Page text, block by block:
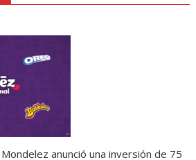
anunció una inversión de 75